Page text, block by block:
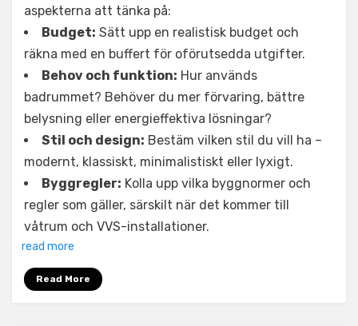
aspekterna att tänka på:
Budget: Sätt upp en realistisk budget och
räkna med en buffert för oförutsedda utgifter.
Behov och funktion: Hur används
badrummet? Behöver du mer förvaring, bättre
belysning eller energieffektiva lösningar?
Stil och design: Bestäm vilken stil du vill ha –
modernt, klassiskt, minimalistiskt eller lyxigt.
Byggregler: Kolla upp vilka byggnormer och
regler som gäller, särskilt när det kommer till
våtrum och VVS-installationer.
read more
Read More